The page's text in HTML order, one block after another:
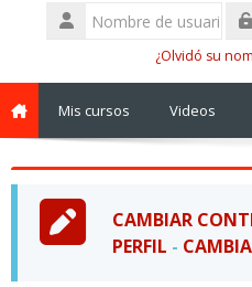
Nombre
de
¿Olvidó su
Mis cursos Videos
Elecciones 2026
Materias
Perfil de usuario
CAMBIAR
PERFIL -